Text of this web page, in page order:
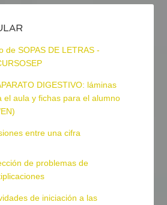
de SOPAS DE LETRAS -
DIGESTIVO: láminas
el aula y fichas para el alumno
entre una cifra
de problemas de
de iniciación a las